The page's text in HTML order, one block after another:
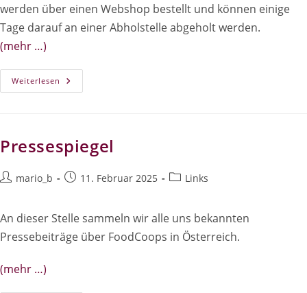
werden über einen Webshop bestellt und können einige
Tage darauf an einer Abholstelle abgeholt werden.
(mehr …)
Weiterlesen Verbraucher*innen-
Versorger*innen-
Pressespiegel
Beitrags-
mario_b
Beitrag11. Februar 2025
Beitrags-
Links
An dieser Stelle sammeln wir alle uns bekannten
Pressebeiträge über FoodCoops in Österreich.
(mehr …)